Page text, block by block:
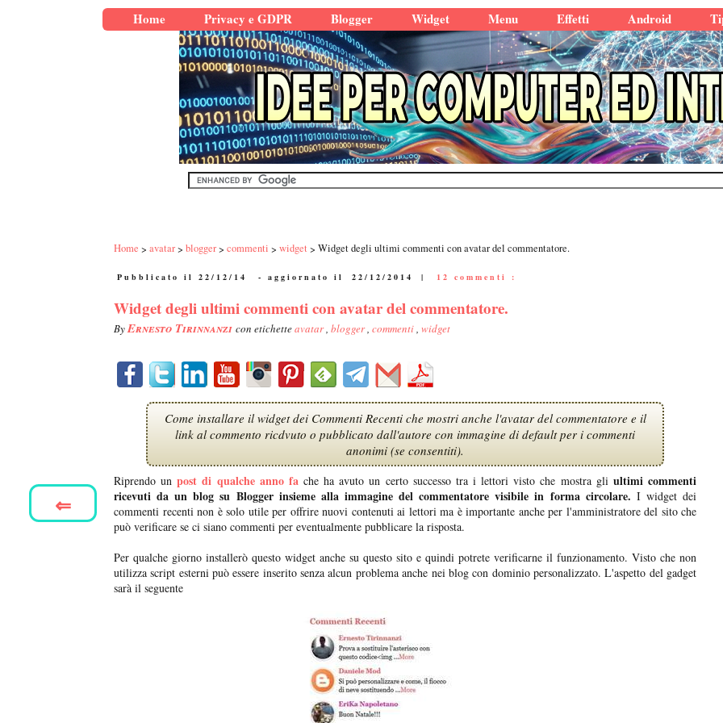
Home Privacy e GDPR Blogger Widget Menu Effetti Android
Home avatar blogger commenti widget Widget degli ultimi commenti con avatar del commentatore.
Pubblicato il 22/12/14 - aggiornato il 22/12/2014 | 12 commenti :
Widget degli ultimi commenti con avatar del commentatore.
ByErnesto Tirinnanzi con etichetteavatar, blogger, commenti, widget
Come installare il widget dei Commenti Recenti che mostri anche l'avatar del commentatore e il
link al commento ricdvuto o pubblicato dall'autore con immagine di default per i commenti
anonimi (se consentiti).
Riprendo unpost di qualche anno fache ha avuto un certo successo tra i lettori visto che mostra gli ultimi commenti
ricevuti da un blog su Blogger insieme alla immagine del commentatore visibile in forma circolare. I widget dei
commenti recenti non è solo utile per offrire nuovi contenuti ai lettori ma è importante anche per l'amministratore del sito che
può verificare se ci siano commenti per eventualmente pubblicare la risposta.
Per qualche giorno installerò questo widget anche su questo sito e quindi potrete verificarne il funzionamento. Visto che non
utilizza script esterni può essere inserito senza alcun problema anche nei blog con dominio personalizzato. L'aspetto del gadget
sarà il seguente
⇐